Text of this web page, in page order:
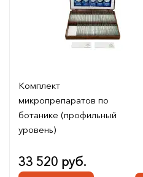
Комплект
микропрепаратов по
ботанике (профильный
уровень)
33 520 руб.